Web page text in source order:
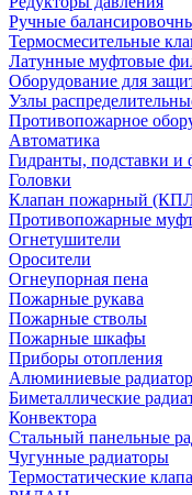
Ручные
Термосмесительные
Латунные муфтовые
Оборудование для
Узлы
Противопожарное
Автоматика
Гидранты, подставки и
Головки
Клапан пожарный
Противопожарные
Огнетушители
Оросители
Огнеупорная пена
Пожарные рукава
Пожарные стволы
Пожарные шкафы
Приборы отопления
Алюминиевые
Биметаллические
Конвектора
Стальный панельные
Чугунные радиаторы
Термостатические